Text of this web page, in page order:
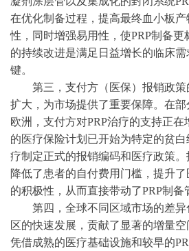
在优化制备过程，提高最终血小板
性，同时增强易用性，使PRP制备
的持续改进是满足日益增长的临床
键。
第三，支付方（医保）报销政
扩大，为市场提供了重要保障。在
欧洲，支付方对PRP治疗的支持正
的医疗保险计划已开始为特定的贫白
疗制定正式的报销编码和医疗政策
降低了患者的自付费用门槛，提升
的积极性，从而直接带动了PRP制备
第四，全球不同区域市场的差
区的快速发展，贡献了显著的增量
凭借成熟的医疗基础设施和较早的